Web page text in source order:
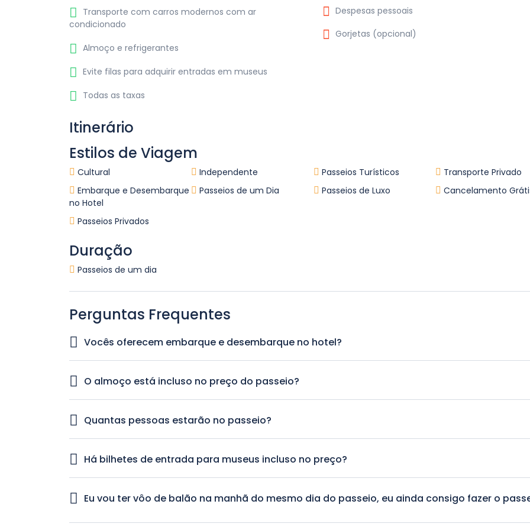
Transporte com carros modernos com ar
condicionado
Almoço e refrigerantes
Evite filas para adquirir entradas em museus
Todas as taxas
Despesas pessoais
Gorjetas (opcional)
Itinerário
Estilos de Viagem
Cultural Independente Passeios Turísticos
Transporte Privado
Embarque e Desembarque
no Hotel
Passeios de um Dia Passeios de Luxo Cancelamento
Passeios Privados
Duração
Passeios de um dia
Perguntas Frequentes
Vocês oferecem embarque e desembarque no hotel?
O almoço está incluso no preço do passeio?
Quantas pessoas estarão no passeio?
Há bilhetes de entrada para museus incluso no preço?
Eu vou ter vôo de balão na manhã do mesmo dia do passeio, eu ainda consigo fazer o
Sim, horários de início de passeios são organizados de acordo com horários dos vôos de balão.